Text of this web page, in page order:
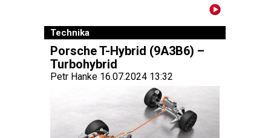
Technika
Porsche T-Hybrid (9A3B6) –
Turbohybrid
Petr Hanke 16.07.2024 13:32